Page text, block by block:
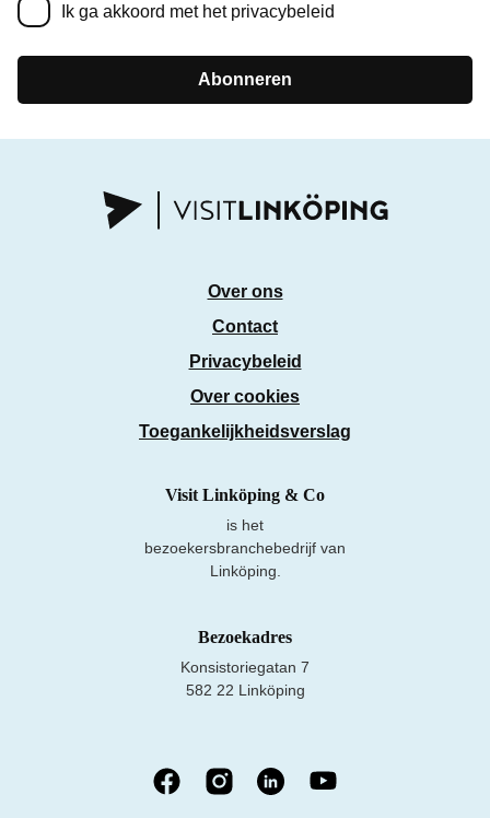
Ik ga akkoord met het privacybeleid
Abonneren
Over ons
Contact
Privacybeleid
Over cookies
Toegankelijkheidsverslag
Visit Linköping & Co
is het
bezoekersbranchebedrijf van
Linköping.
Bezoekadres
Konsistoriegatan 7
582 22 Linköping